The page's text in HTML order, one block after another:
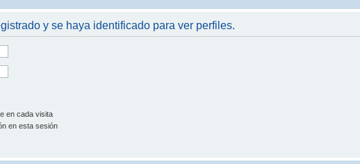
y se haya identificado para ver perfiles.
en cada visita
en esta sesión